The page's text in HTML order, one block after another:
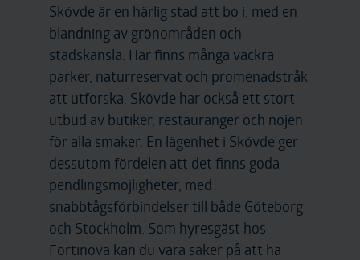
Skövde är en härlig stad att bo i, med en
blandning av grönområden och
stadskänsla. Här finns många vackra
parker, naturreservat och promenadstråk
att utforska. Skövde har också ett stort
utbud av butiker, restauranger och nöjen
för alla smaker. En lägenhet i Skövde ger
dessutom fördelen att det finns goda
pendlingsmöjligheter, med
snabbtågsförbindelser till både Göteborg
och Stockholm. Som hyresgäst hos
Fortinova kan du vara säker på att ha